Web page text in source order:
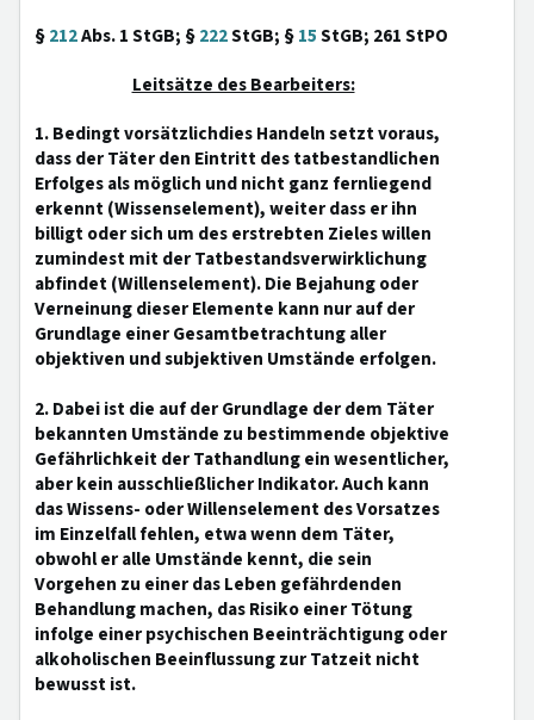
§212Abs. 1 StGB; §222StGB; §15StGB; 261 StPO
Leitsätze des Bearbeiters:
1. Bedingt vorsätzlichdies Handeln setzt voraus,
dass der Täter den Eintritt des tatbestandlichen
Erfolges als möglich und nicht ganz fernliegend
erkennt (Wissenselement), weiter dass er ihn
billigt oder sich um des erstrebten Zieles willen
zumindest mit der Tatbestandsverwirklichung
abfindet (Willenselement). Die Bejahung oder
Verneinung dieser Elemente kann nur auf der
Grundlage einer Gesamtbetrachtung aller
objektiven und subjektiven Umstände erfolgen.
2. Dabei ist die auf der Grundlage der dem Täter
bekannten Umstände zu bestimmende objektive
Gefährlichkeit der Tathandlung ein wesentlicher,
aber kein ausschließlicher Indikator. Auch kann
das Wissens- oder Willenselement des Vorsatzes
im Einzelfall fehlen, etwa wenn dem Täter,
obwohl er alle Umstände kennt, die sein
Vorgehen zu einer das Leben gefährdenden
Behandlung machen, das Risiko einer Tötung
infolge einer psychischen Beeinträchtigung oder
alkoholischen Beeinflussung zur Tatzeit nicht
bewusst ist.